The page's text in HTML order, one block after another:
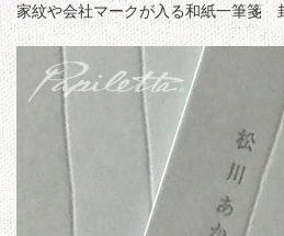
家紋や会社マークが入る和紙一筆箋